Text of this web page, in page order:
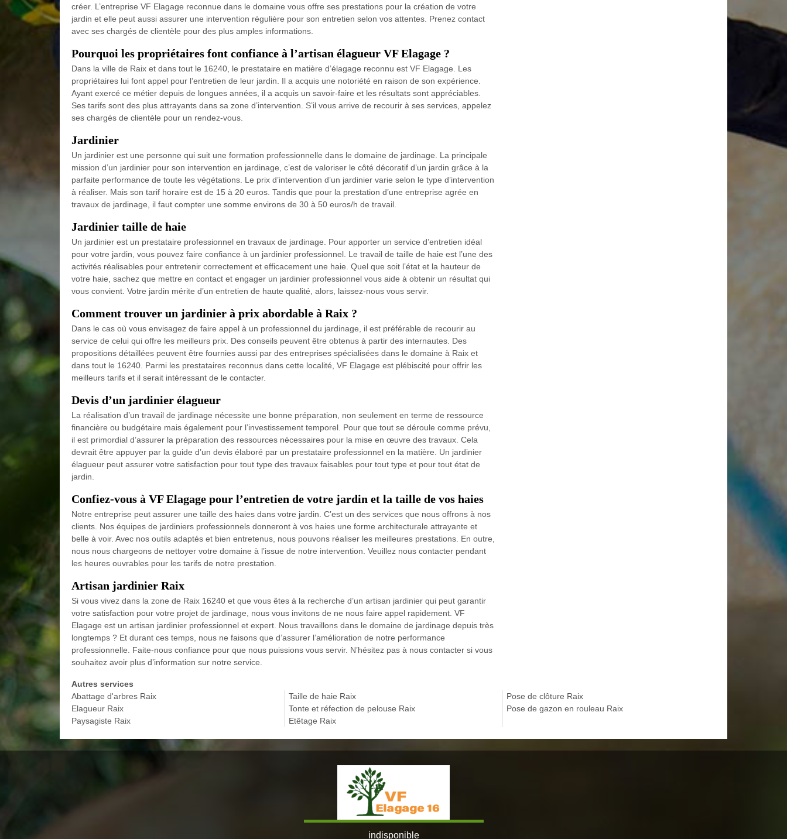
créer. L’entreprise VF Elagage reconnue dans le domaine vous offre ses prestations pour la création de votre
jardin et elle peut aussi assurer une intervention régulière pour son entretien selon vos attentes. Prenez contact
avec ses chargés de clientèle pour des plus amples informations.
Pourquoi les propriétaires font confiance à l’artisan élagueur VF Elagage ?
Dans la ville de Raix et dans tout le 16240, le prestataire en matière d’élagage reconnu est VF Elagage. Les
propriétaires lui font appel pour l’entretien de leur jardin. Il a acquis une notoriété en raison de son expérience.
Ayant exercé ce métier depuis de longues années, il a acquis un savoir-faire et les résultats sont appréciables.
Ses tarifs sont des plus attrayants dans sa zone d’intervention. S’il vous arrive de recourir à ses services, appelez
ses chargés de clientèle pour un rendez-vous.
Jardinier
Un jardinier est une personne qui suit une formation professionnelle dans le domaine de jardinage. La principale
mission d’un jardinier pour son intervention en jardinage, c’est de valoriser le côté décoratif d’un jardin grâce à la
parfaite performance de toute les végétations. Le prix d’intervention d’un jardinier varie selon le type d’intervention
à réaliser. Mais son tarif horaire est de 15 à 20 euros. Tandis que pour la prestation d’une entreprise agrée en
travaux de jardinage, il faut compter une somme environs de 30 à 50 euros/h de travail.
Jardinier taille de haie
Un jardinier est un prestataire professionnel en travaux de jardinage. Pour apporter un service d’entretien idéal
pour votre jardin, vous pouvez faire confiance à un jardinier professionnel. Le travail de taille de haie est l’une des
activités réalisables pour entretenir correctement et efficacement une haie. Quel que soit l’état et la hauteur de
votre haie, sachez que mettre en contact et engager un jardinier professionnel vous aide à obtenir un résultat qui
vous convient. Votre jardin mérite d’un entretien de haute qualité, alors, laissez-nous vous servir.
Comment trouver un jardinier à prix abordable à Raix ?
Dans le cas où vous envisagez de faire appel à un professionnel du jardinage, il est préférable de recourir au
service de celui qui offre les meilleurs prix. Des conseils peuvent être obtenus à partir des internautes. Des
propositions détaillées peuvent être fournies aussi par des entreprises spécialisées dans le domaine à Raix et
dans tout le 16240. Parmi les prestataires reconnus dans cette localité, VF Elagage est plébiscité pour offrir les
meilleurs tarifs et il serait intéressant de le contacter.
Devis d’un jardinier élagueur
La réalisation d’un travail de jardinage nécessite une bonne préparation, non seulement en terme de ressource
financière ou budgétaire mais également pour l’investissement temporel. Pour que tout se déroule comme prévu,
il est primordial d’assurer la préparation des ressources nécessaires pour la mise en œuvre des travaux. Cela
devrait être appuyer par la guide d’un devis élaboré par un prestataire professionnel en la matière. Un jardinier
élagueur peut assurer votre satisfaction pour tout type des travaux faisables pour tout type et pour tout état de
jardin.
Confiez-vous à VF Elagage pour l’entretien de votre jardin et la taille de vos haies
Notre entreprise peut assurer une taille des haies dans votre jardin. C’est un des services que nous offrons à nos
clients. Nos équipes de jardiniers professionnels donneront à vos haies une forme architecturale attrayante et
belle à voir. Avec nos outils adaptés et bien entretenus, nous pouvons réaliser les meilleures prestations. En outre,
nous nous chargeons de nettoyer votre domaine à l’issue de notre intervention. Veuillez nous contacter pendant
les heures ouvrables pour les tarifs de notre prestation.
Artisan jardinier Raix
Si vous vivez dans la zone de Raix 16240 et que vous êtes à la recherche d’un artisan jardinier qui peut garantir
votre satisfaction pour votre projet de jardinage, nous vous invitons de ne nous faire appel rapidement. VF
Elagage est un artisan jardinier professionnel et expert. Nous travaillons dans le domaine de jardinage depuis très
longtemps ? Et durant ces temps, nous ne faisons que d’assurer l’amélioration de notre performance
professionnelle. Faite-nous confiance pour que nous puissions vous servir. N’hésitez pas à nous contacter si vous
souhaitez avoir plus d’information sur notre service.
Autres services
Abattage d'arbres Raix
Elagueur Raix
Paysagiste Raix
Taille de haie Raix
Tonte et réfection de pelouse Raix
Etêtage Raix
Pose de clôture Raix
Pose de gazon en rouleau Raix
indisponible